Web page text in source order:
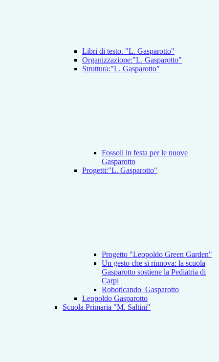
Libri di testo. "L. Gasparotto"
Organizzazione:"L. Gasparotto"
Struttura:"L. Gasparotto"
Fossoli in festa per le nuove
Gasparotto
Progetti:"L. Gasparotto"
Progetto "Leopoldo Green Garden"
Un gesto che si rinnova: la scuola
Gasparotto sostiene la Pediatria di
Carpi
Roboticando_Gasparotto
Leopoldo Gasparotto
Scuola Primaria "M. Saltini"